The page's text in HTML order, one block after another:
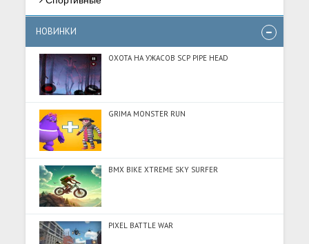
НОВИНКИ
ОХОТА НА УЖАСОВ SCP PIPE HEAD
GRIMA MONSTER RUN
BMX BIKE XTREME SKY SURFER
PIXEL BATTLE WAR